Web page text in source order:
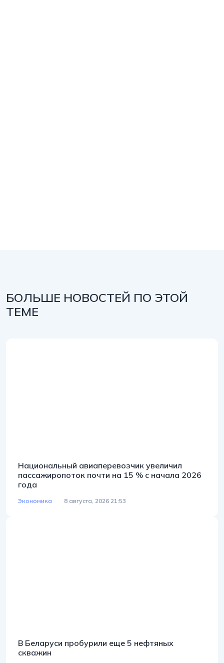
БОЛЬШЕ НОВОСТЕЙ ПО ЭТОЙ
ТЕМЕ
Национальный авиаперевозчик увеличил
пассажиропоток почти на 15 % с начала 2026
года
Экономика 8 августа, 2026 21:53
В Беларуси пробурили еще 5 нефтяных
скважин